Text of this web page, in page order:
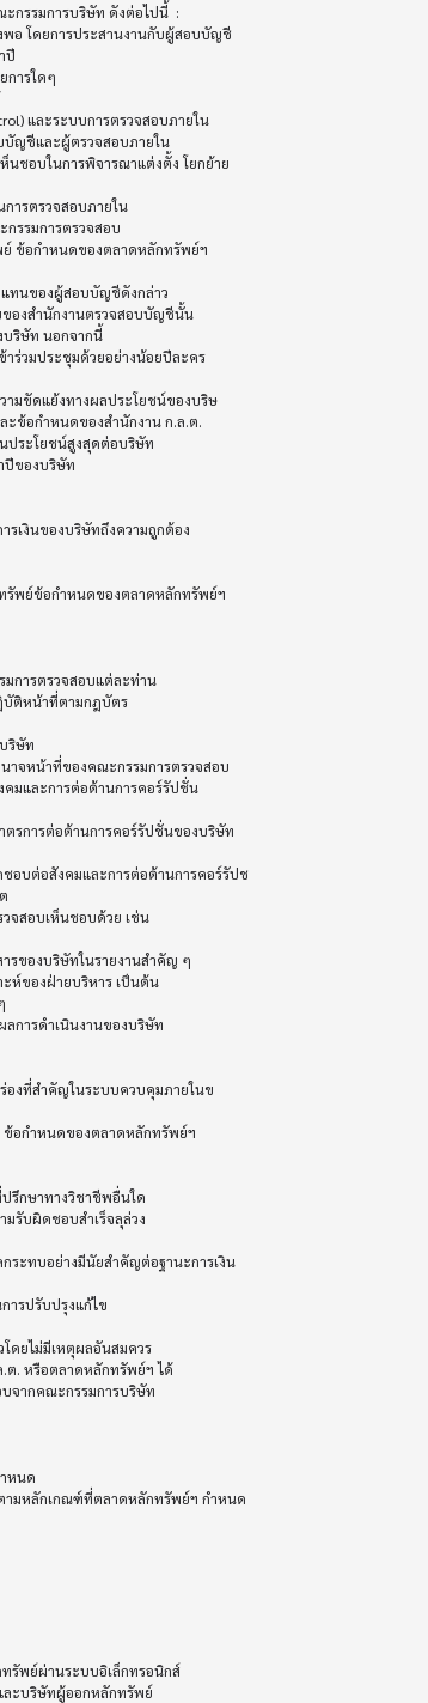
กรรมการบริษัท ดังต่อไปนี้  :
ปี
การใดๆ
บัญชีและผู้ตรวจสอบภายใน
นชอบในการพิจารณาแต่งตั้ง โยกย้าย
ารตรวจสอบภายใน
รรมการตรวจสอบ
ของสำนักงานตรวจสอบบัญชีนั้น
บริษัท นอกจากนี้
ร่วมประชุมด้วยอย่างน้อยปีละคร
ะข้อกำหนดของสำนักงาน ก.ล.ต.
ประโยชน์สูงสุดต่อบริษัท
ริษัท
มและการต่อต้านการคอร์รัปชั่น
ชอบต่อสังคมและการต่อต้านการคอร์รัปช
รของบริษัทในรายงานสำคัญ ๆ
ห์ของฝ่ายบริหาร เป็นต้น
การดำเนินงานของบริษัท
มรับผิดชอบสำเร็จลุล่วง
ารปรับปรุงแก้ไข
ดยไม่มีเหตุผลอันสมควร
.ต. หรือตลาดหลักทรัพย์ฯ ได้
หนด
ามหลักเกณฑ์ที่ตลาดหลักทรัพย์ฯ กำหนด
รัพย์ผ่านระบบอิเล็กทรอนิกส์
ละบริษัทผู้ออกหลักทรัพย์